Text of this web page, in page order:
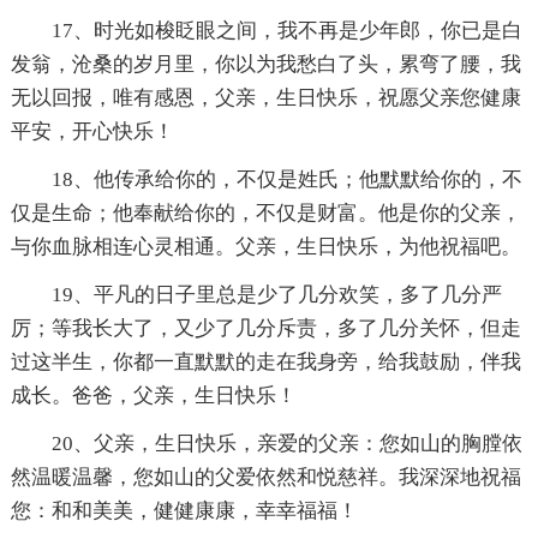
17、时光如梭眨眼之间，我不再是少年郎，你已是白
发翁，沧桑的岁月里，你以为我愁白了头，累弯了腰，我
无以回报，唯有感恩，父亲，生日快乐，祝愿父亲您健康
平安，开心快乐！
18、他传承给你的，不仅是姓氏；他默默给你的，不
仅是生命；他奉献给你的，不仅是财富。他是你的父亲，
与你血脉相连心灵相通。父亲，生日快乐，为他祝福吧。
19、平凡的日子里总是少了几分欢笑，多了几分严
厉；等我长大了，又少了几分斥责，多了几分关怀，但走
过这半生，你都一直默默的走在我身旁，给我鼓励，伴我
成长。爸爸，父亲，生日快乐！
20、父亲，生日快乐，亲爱的父亲：您如山的胸膛依
然温暖温馨，您如山的父爱依然和悦慈祥。我深深地祝福
您：和和美美，健健康康，幸幸福福！